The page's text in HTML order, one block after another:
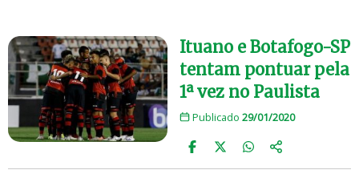
Ituano e Botafogo-SP
tentam pontuar pela
1ª vez no Paulista
Publicado 29/01/2020